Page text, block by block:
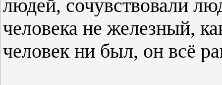
людей, сочувствовали
человека не железный,
человек ни был, он всё